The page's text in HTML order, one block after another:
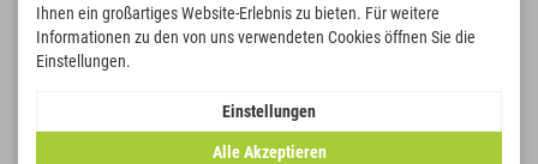
Ihnen ein großartiges Website-Erlebnis zu bieten. Für weitere
Informationen zu den von uns verwendeten Cookies öffnen Sie die
Einstellungen.
Einstellungen
Alle Akzeptieren